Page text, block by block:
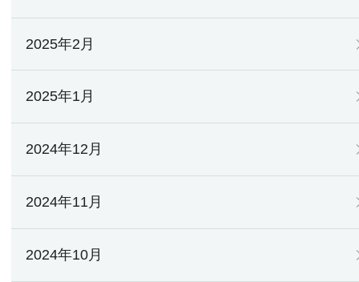
2025年2月
2025年1月
2024年12月
2024年11月
2024年10月